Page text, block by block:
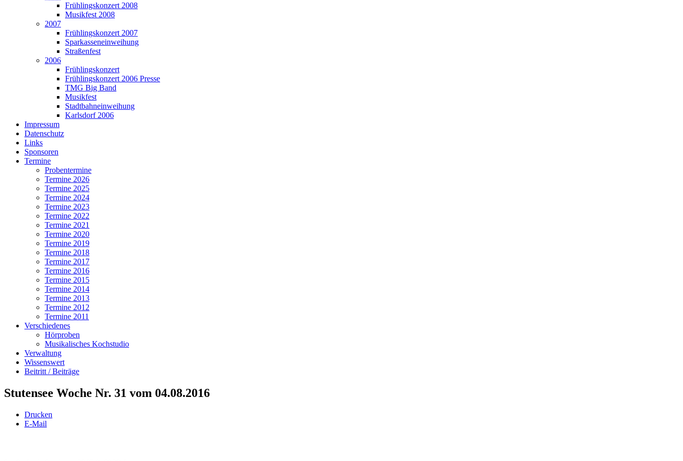
Frühlingskonzert 2008
Musikfest 2008
2007
Frühlingskonzert 2007
Sparkasseneinweihung
Straßenfest
2006
Frühlingskonzert
Frühlingskonzert 2006 Presse
TMG Big Band
Musikfest
Stadtbahneinweihung
Karlsdorf 2006
Impressum
Datenschutz
Links
Sponsoren
Termine
Probentermine
Termine 2026
Termine 2025
Termine 2024
Termine 2023
Termine 2022
Termine 2021
Termine 2020
Termine 2019
Termine 2018
Termine 2017
Termine 2016
Termine 2015
Termine 2014
Termine 2013
Termine 2012
Termine 2011
Verschiedenes
Hörproben
Musikalisches Kochstudio
Verwaltung
Wissenswert
Beitritt / Beiträge
Stutensee Woche Nr. 31 vom 04.08.2016
Drucken
E-Mail